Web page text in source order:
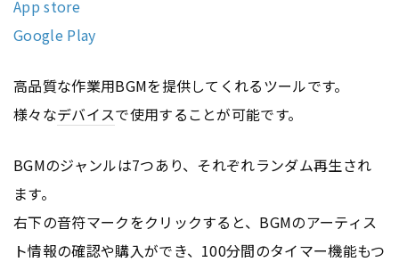
App store
Google Play
高品質な作業用BGMを提供してくれるツールです。
様々なデバイスで使用することが可能です。
BGMのジャンルは7つあり、それぞれランダム再生され
ます。
右下の音符マークをクリックすると、BGMのアーティス
ト情報の確認や購入ができ、100分間のタイマー機能もつ